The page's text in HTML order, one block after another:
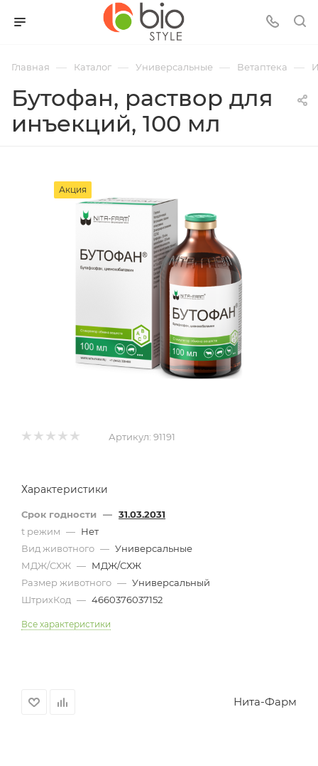
Главная — Каталог — Универсальные — Ветаптека —
Бутофан, раствор для
инъекций, 100 мл
Акция
Артикул: 91191
Характеристики
Срок годности — 31.03.2031
t режим — Нет
Вид животного — Универсальные
МДЖ/СХЖ — МДЖ/СХЖ
Размер животного — Универсальный
ШтрихКод — 4660376037152
Все характеристики
Нита-Фарм